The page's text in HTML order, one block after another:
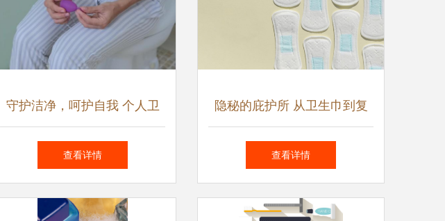
守护洁净，呵护自我 个人卫
生用品的科学选择与使用
查看详情
隐秘的庇护所 从卫生巾到复
制空间的抽象隐喻
查看详情